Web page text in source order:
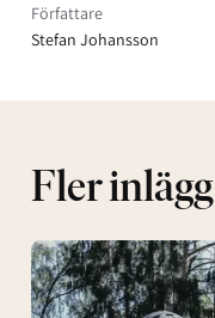
Författare
Stefan Johansson
Fler inlägg
After-
bike
&